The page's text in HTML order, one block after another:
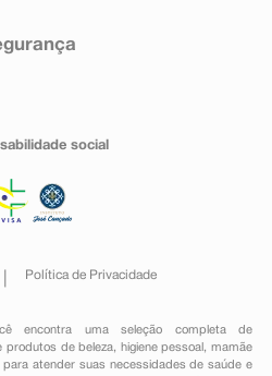
social
Política de Privacidade
encontra uma seleção completa de
produtos de beleza, higiene pessoal ,mamãe
atender suas necessidades de saúde e